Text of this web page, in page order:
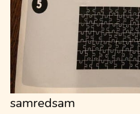
samredsam